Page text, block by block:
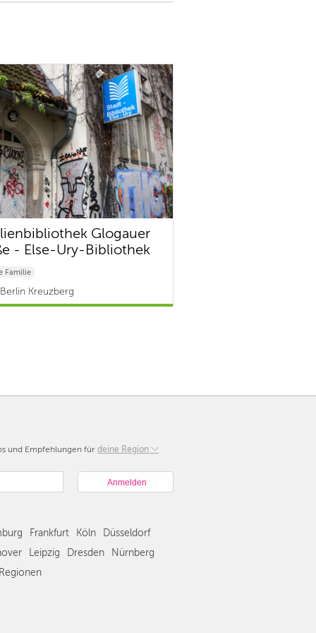
Glogauer
- Else-Ury-Bibliothek
Familie
Kreuzberg
und Empfehlungen für deine Region
Berlin
Hamburg
Düsseldorf
Stuttgart
Frankfurt Köln
Düsseldorf
Leipzig Dresden
Nürnberg